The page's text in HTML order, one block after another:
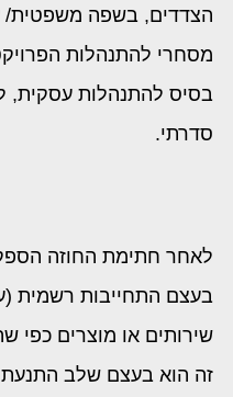
הצדדים, בשפה משפטית/
מסחרי להתנהלות
בסיס להתנהלות עסקית,
סדרתי.
לאחר חתימת החוזה
בעצם התחייבות רשמית
זה הוא בעצם שלב התנעת